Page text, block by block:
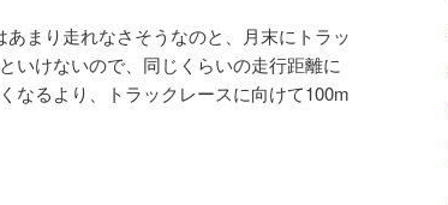
まり走れなさそうなのと、月末にトラッ
いけないので、同じくらいの走行距離に
なるより、トラックレースに向けて100m